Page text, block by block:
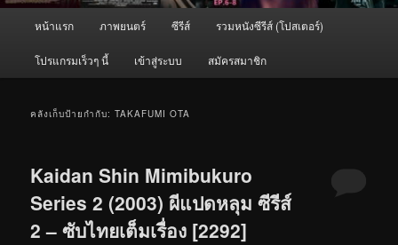
หน้าแรก ภาพยนตร์ ซีรีส์ รวมหนังซีรีส์ (โปสเตอร์)
โปรแกรมเร็วๆ นี้ เข้าสู่ระบบ สมัครสมาชิก
คลังเก็บป้ายกำกับ:TAKAFUMI OTA
Kaidan Shin Mimibukuro
Series 2 (2003) ผีแปดหลุม ซีรีส์
2 – ซับไทยเต็มเรื่อง [2292]